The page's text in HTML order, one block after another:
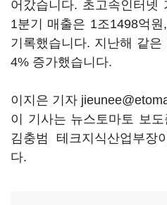
어갔습니다. 초고속인터넷
1분기 매출은 1조1498억
기록했습니다. 지난해 같
4% 증가했습니다.
이지은 기자
이 기사는 뉴스토마토 보
김충범 테크지식산업부장
다.